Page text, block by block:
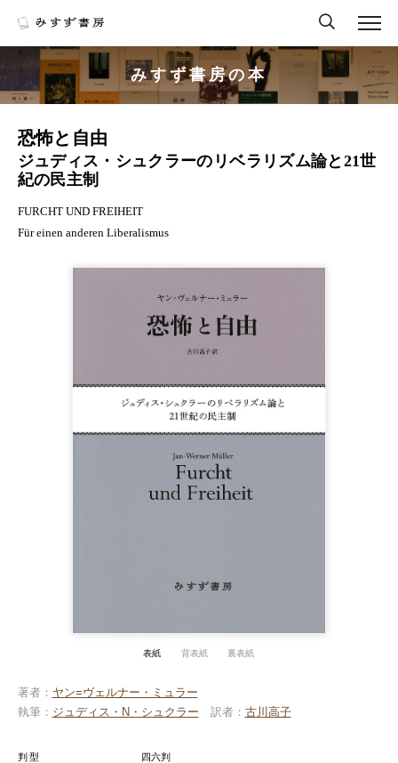
みすず書房の本
恐怖と自由
ジュディス・シュクラーのリベラリズム論と21世
紀の民主制
FURCHT UND FREIHEIT
Für einen anderen Liberalismus
表紙 背表紙 裏表紙
著者
ヤン=ヴェルナー・ミュラー
執筆
ジュディス・N・シュクラー 訳者 古川高子
判型
四六判